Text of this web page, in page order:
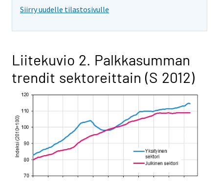
Siirry uudelle tilastosivulle
Liitekuvio 2. Palkkasumman
trendit sektoreittain (S 2012)